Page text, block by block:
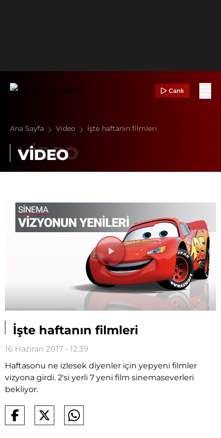
Canlı
Ana Sayfa Video İşte haftanın filmleri
VİDEO
Videoyu
Oynat
İşte haftanın filmleri
16 Haziran 2017 - 12:39
Haftasonu ne izlesek diyenler için yepyeni filmler
vizyona girdi. 2'si yerli 7 yeni film sinemaseverleri
bekliyor.